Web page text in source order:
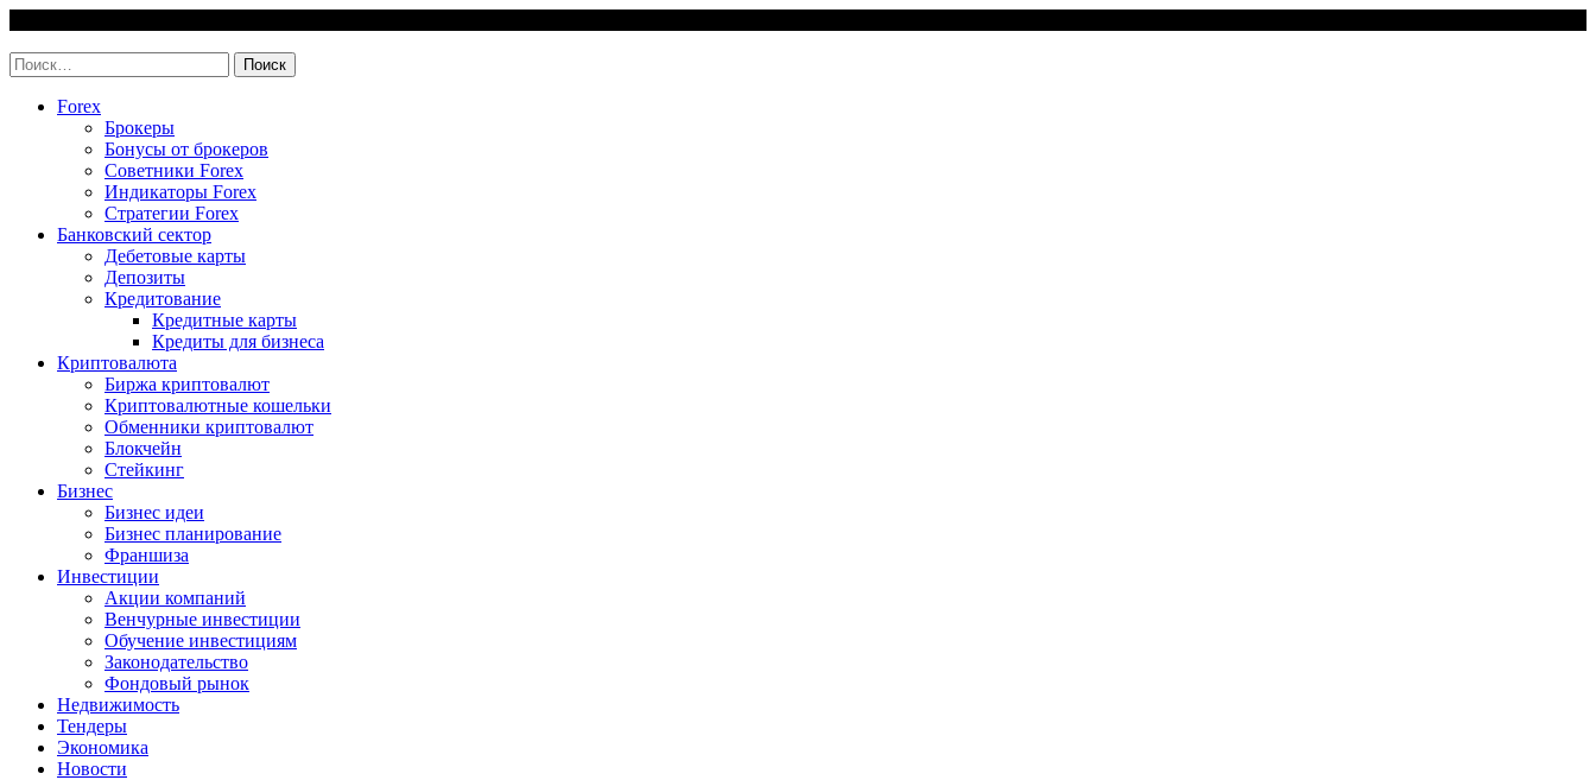
content
Найти:
Forex
Брокеры
Бонусы от брокеров
Советники Forex
Индикаторы Forex
Стратегии Forex
Банковский сектор
Дебетовые карты
Депозиты
Кредитование
Кредитные карты
Кредиты для бизнеса
Криптовалюта
Биржа криптовалют
Криптовалютные кошельки
Обменники криптовалют
Блокчейн
Стейкинг
Бизнес
Бизнес идеи
Бизнес планирование
Франшиза
Инвестиции
Акции компаний
Венчурные инвестиции
Обучение инвестициям
Законодательство
Фондовый рынок
Недвижимость
Тендеры
Экономика
Новости